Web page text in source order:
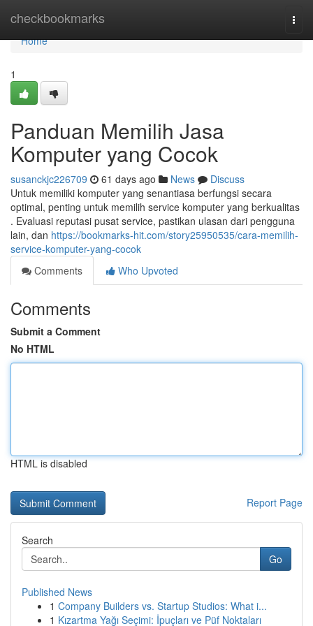
checkbookmarks
Home
Home
1
Panduan Memilih Jasa
Komputer yang Cocok
susanckjc226709 61 days ago News
Discuss
Untuk memiliki komputer yang senantiasa berfungsi secara
optimal, penting untuk memilih service komputer yang berkualitas
. Evaluasi reputasi pusat service, pastikan ulasan dari pengguna
lain, dan https://bookmarks-hit.com/story25950535/cara-memilih-
service-komputer-yang-cocok
Comments
Who Upvoted
Comments
Submit a Comment
No HTML
HTML is disabled
Report Page
Search
Go
Published News
1 Company Builders vs. Startup Studios: What i...
1 Kızartma Yağı Seçimi: İpuçları ve Püf Noktaları